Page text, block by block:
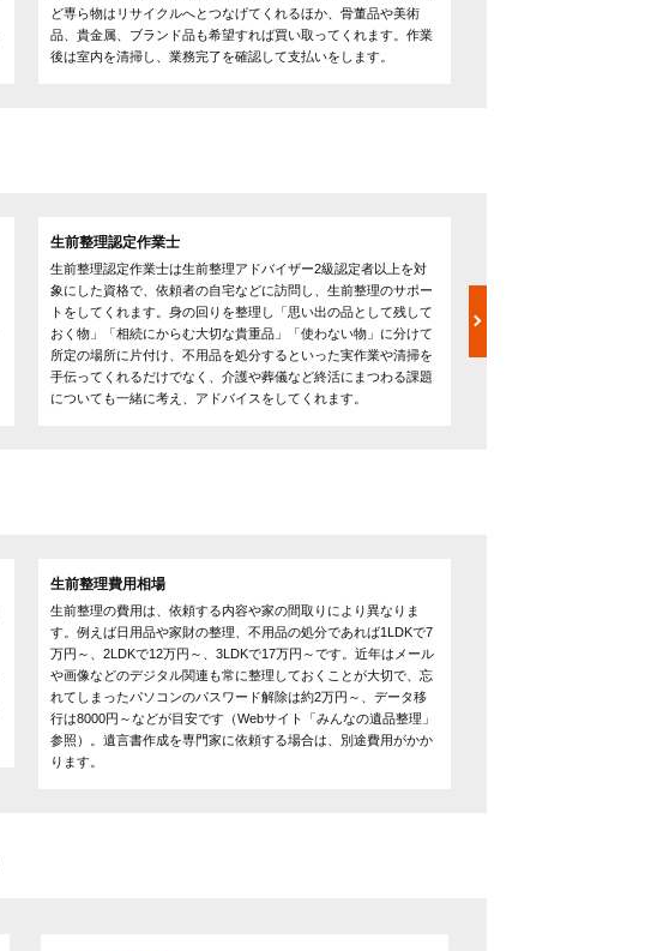
ど専ら物はリサイクルへとつなげてくれるほか、骨董品や美術
品、貴金属、ブランド品も希望すれば買い取ってくれます。作業
後は室内を清掃し、業務完了を確認して支払いをします。
生前整理認定作業士
生前整理認定作業士は生前整理アドバイザー2級認定者以上を対
象にした資格で、依頼者の自宅などに訪問し、生前整理のサポー
トをしてくれます。身の回りを整理し「思い出の品として残して
おく物」「相続にからむ大切な貴重品」「使わない物」に分けて
所定の場所に片付け、不用品を処分するといった実作業や清掃を
手伝ってくれるだけでなく、介護や葬儀など終活にまつわる課題
についても一緒に考え、アドバイスをしてくれます。
生前整理費用相場
生前整理の費用は、依頼する内容や家の間取りにより異なりま
す。例えば日用品や家財の整理、不用品の処分であれば1LDKで7
万円～、2LDKで12万円～、3LDKで17万円～です。近年はメール
や画像などのデジタル関連も常に整理しておくことが大切で、忘
れてしまったパソコンのパスワード解除は約2万円～、データ移
行は8000円～などが目安です（Webサイト「みんなの遺品整理」
参照）。遺言書作成を専門家に依頼する場合は、別途費用がかか
ります。